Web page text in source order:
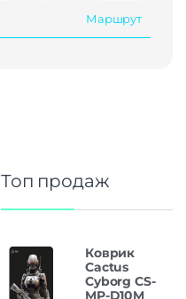
Маршрут
Топ продаж
Коврик
Cactus
Cyborg CS-
MP-D10M